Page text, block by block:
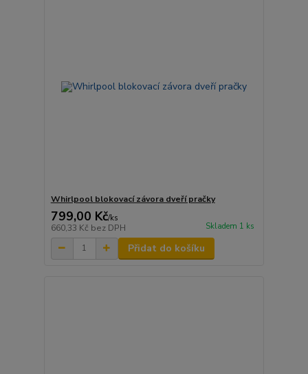
Whirlpool blokovací závora dveří pračky
799,00 Kč/ks
660,33 Kč bez DPH Skladem 1 ks
Přidat do košíku